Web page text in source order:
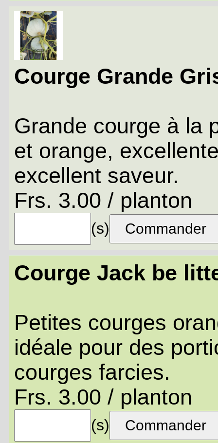
Courge Grande
Grande courge à la
et orange,
excellent saveur.
Frs. 3.00 / planton
(s)
Courge Jack be
Petites courges
idéale pour des
courges farcies.
Frs. 3.00 / planton
(s)